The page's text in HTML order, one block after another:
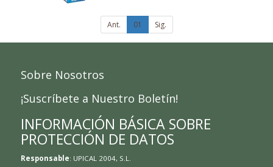
Ant. 01 Sig.
Sobre Nosotros
¡Suscríbete a Nuestro Boletín!
INFORMACIÓN BÁSICA SOBRE
PROTECCIÓN DE DATOS
Responsable: UPICAL 2004, S.L.